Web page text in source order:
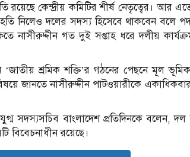
কেন্দ্রীয় কমিটির শীর্ষ নেতৃত্বের। আর
নিলেও দলের সদস্য হিসেবে থাকবেন বলে
নাসীরুদ্দীন গত দুই সপ্তাহ ধরে দলীয়
শ্রমিক শক্তি’র গঠনের পেছনে মূল
জানতে নাসীরুদ্দীন পাটওয়ারীকে
সদস্যসচিব বাংলাদেশ প্রতিদিনকে বলেন,
বিবেচনাধীন রয়েছে।